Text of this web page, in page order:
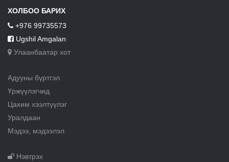
ХОЛБОО БАРИХ
+976 99735573
Ugshil Amgalan
Улаанбаатар хот
Адууны бүртгэл
Үржүүлэгчид
Цахим хээлтүүлэг
Уралдаан
Мэдээ, мэдээлэл
Нэвтрэх